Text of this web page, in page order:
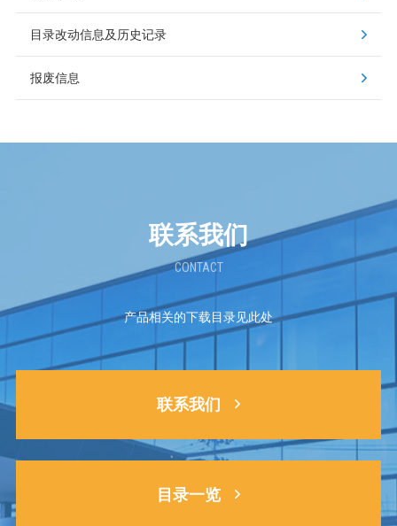
目录改动信息及历史记录
报废信息
联系我们
CONTACT
产品相关的下载目录见此处
联系我们
目录一览